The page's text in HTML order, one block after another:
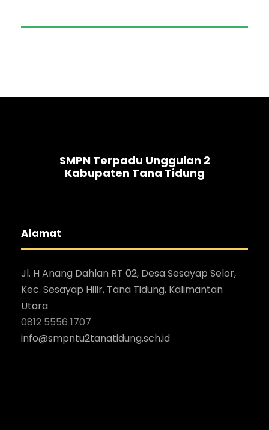
SMPN Terpadu Unggulan 2
Kabupaten Tana Tidung
Alamat
Jl. H Anang Dahlan RT 02, Desa Sesayap Selor,
Kec. Sesayap Hilir, Tana Tidung, Kalimantan
Utara
0812 5556 1707
info@smpntu2tanatidung.sch.id